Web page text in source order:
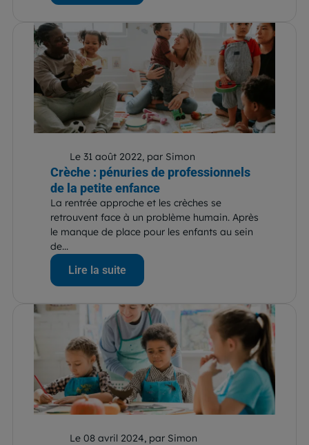
Le 31 août 2022, par Simon
Crèche : pénuries de professionnels
de la petite enfance
La rentrée approche et les crèches se
retrouvent face à un problème humain. Après
le manque de place pour les enfants au sein
de...
Lire la suite
Le 08 avril 2024, par Simon